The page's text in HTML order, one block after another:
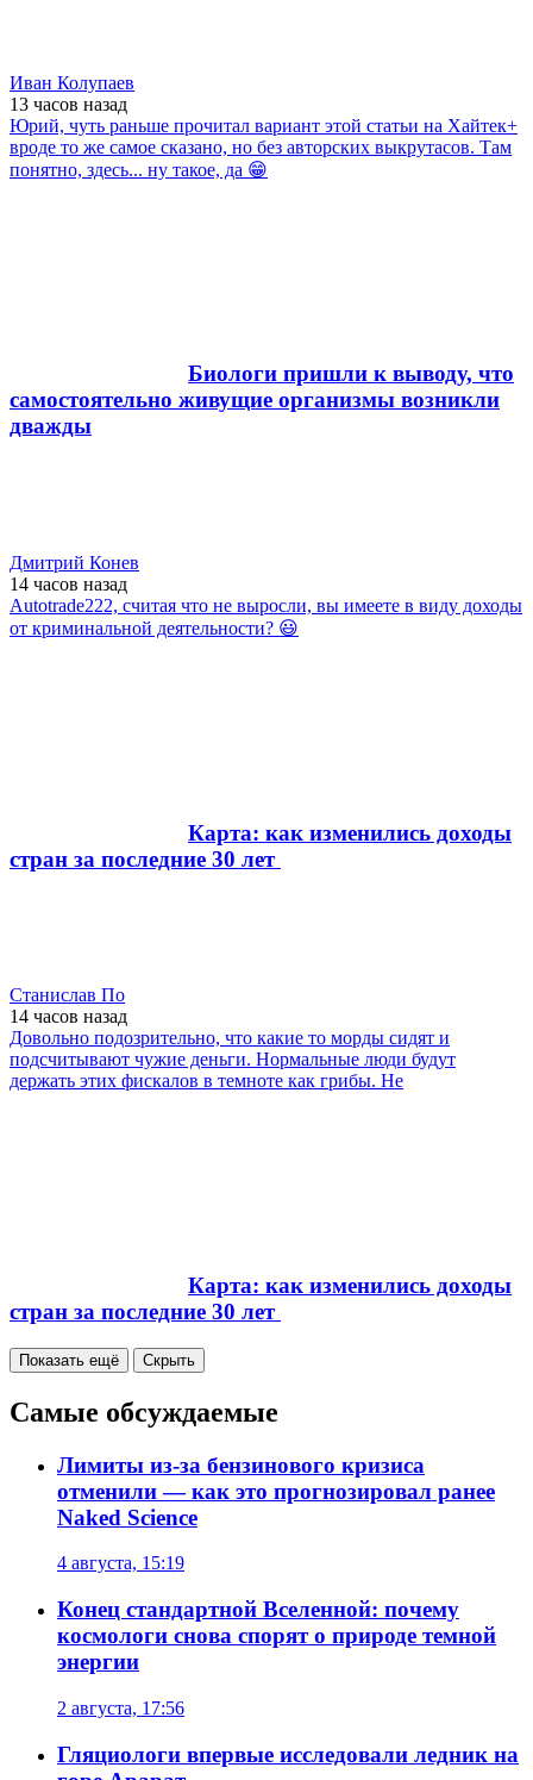
Иван Колупаев
13 часов назад
Юрий, чуть раньше прочитал вариант этой статьи на Хайтек+
вроде то же самое сказано, но без авторских выкрутасов. Там
понятно, здесь... ну такое, да 😁
Биологи пришли к выводу, что
самостоятельно живущие организмы возникли
дважды
Дмитрий Конев
14 часов назад
Autotrade222, считая что не выросли, вы имеете в виду доходы
от криминальной деятельности? 😃
Карта: как изменились доходы
стран за последние 30 лет
Станислав По
14 часов назад
Довольно подозрительно, что какие то морды сидят и
подсчитывают чужие деньги. Нормальные люди будут
держать этих фискалов в темноте как грибы. Не
Карта: как изменились доходы
стран за последние 30 лет
Показать ещё Скрыть
Самые обсуждаемые
Лимиты из-за бензинового кризиса
отменили — как это прогнозировал ранее
Naked Science
4 августа, 15:19
Конец стандартной Вселенной: почему
космологи снова спорят о природе темной
энергии
2 августа, 17:56
Гляциологи впервые исследовали ледник на